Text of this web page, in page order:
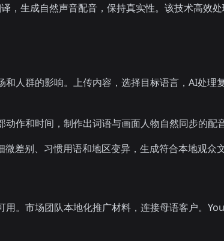
，生成自然声音配音，保持真实性。该技术高效
人群的影响。上传内容，选择目标语言，AI处理
作和时间，制作出词语与画面人物自然同步的配
差别、习惯用语和地区变异，生成符合本地观众
。市场团队本地化推广材料，连接母语客户。